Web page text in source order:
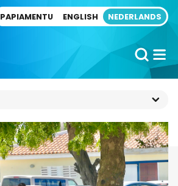
PAPIAMENTU ENGLISH NEDERLANDS